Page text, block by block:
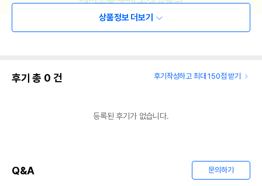
상품정보 더보기
후기 총 0 건 후기작성하고 최대 150점 받기
등록된 후기가 없습니다.
Q&A 문의하기